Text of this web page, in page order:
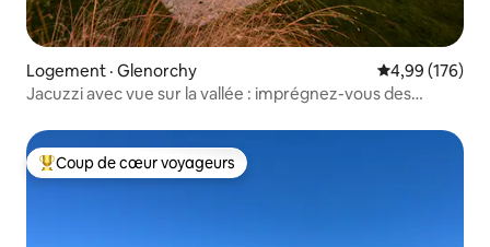
Logement · Glenorchy Note
4,99 (176)
Jacuzzi avec vue sur la vallée : imprégnez-vous des
Coup de cœur voyageurs parmi les plus aimés
Coup de cœur voyageurs